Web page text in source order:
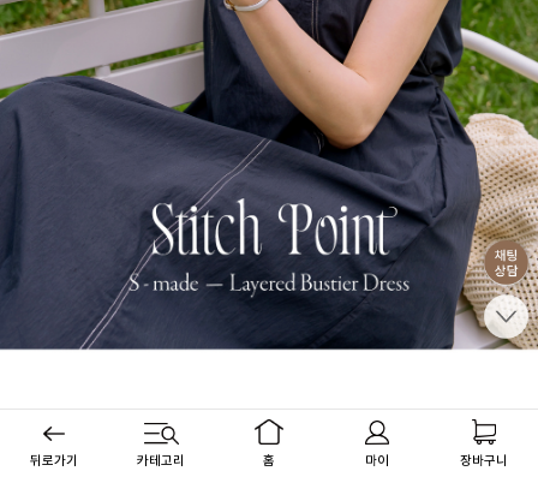
뒤로가기 카테고리 홈 마이 장바구니